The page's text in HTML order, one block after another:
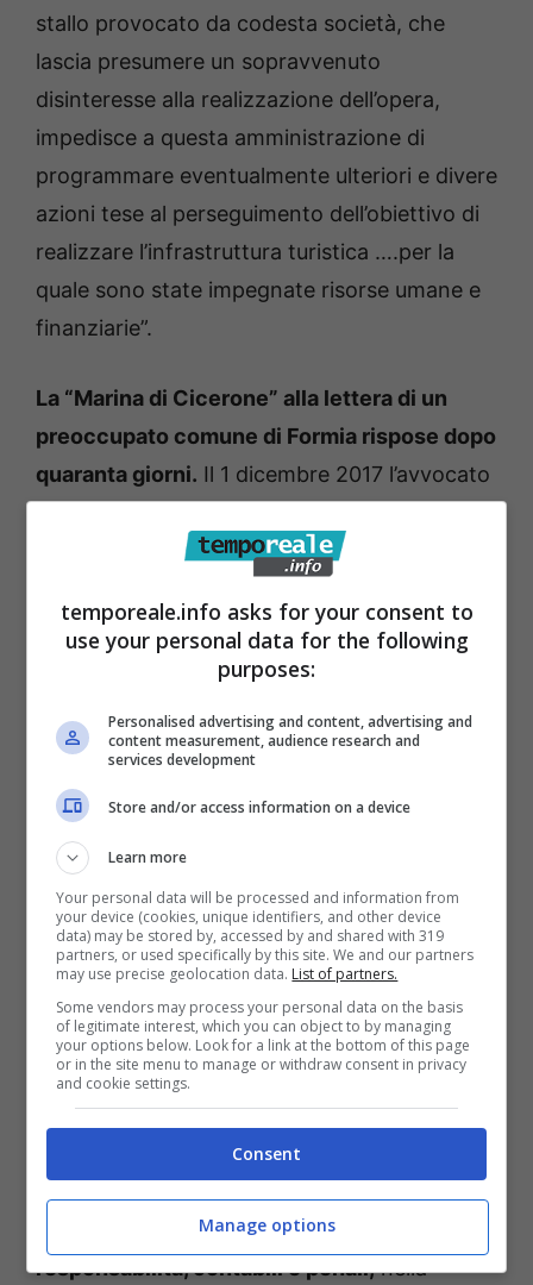
stallo provocato da codesta società, che
lascia presumere un sopravvenuto
disinteresse alla realizzazione dell’opera,
impedisce a questa amministrazione di
programmare eventualmente ulteriori e divere
azioni tese al perseguimento dell’obiettivo di
realizzare l’infrastruttura turistica ….per la
quale sono state impegnate risorse umane e
finanziarie”.
La “Marina di Cicerone” alla lettera di un
preoccupato comune di Formia rispose dopo
quaranta giorni. Il 1 dicembre 2017 l’avvocato
affermando che la società “sostanzialmente
e non ha ricevuto in consegna le aree (dove
realizzare il porto turistico e a terra alcuni
dal contratto. Anzi, comunicò la sua
incontro la definitiva soluzione consensuale
del contratto”.Quest’ultimo è un passaggio
integrante su cui la Guardia di Finanza ha
prodotto la sua inchiesta sino alla
conclusione delle indagini della Procura
della Corte dei Conti.
A sottoscriverlo fu nel febbraio 2019 il neo
segretario generale del comune di Formia,
l’avvocato Alessandro Izzi. Dedicò 11 pagine
turistico di Formia e sulle sue presunte
responsabilità, contabili e penali,nella
temporeale.info asks for your consent to
use your personal data for the following
purposes:
Personalised advertising and content, advertising and
content measurement, audience research and
services development
Store and/or access information on a device
Learn more
Your personal data will be processed and information from
your device (cookies, unique identifiers, and other device
data) may be stored by, accessed by and shared with 319
partners, or used specifically by this site. We and our partners
may use precise geolocation data. List of partners.
Some vendors may process your personal data on the basis
of legitimate interest, which you can object to by managing
your options below. Look for a link at the bottom of this page
or in the site menu to manage or withdraw consent in privacy
and cookie settings.
Consent
Manage options